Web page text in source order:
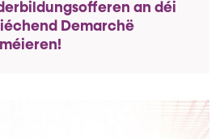
an déi
Demarchë